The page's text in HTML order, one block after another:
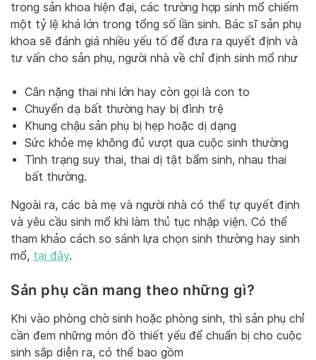
trong sản khoa hiện đại, các trường hợp sinh mổ chiếm
một tỷ lệ khá lớn trong tổng số lần sinh. Bác sĩ sản phụ
khoa sẽ đánh giá nhiều yếu tố để đưa ra quyết định và
tư vấn cho sản phụ, người nhà về chỉ định sinh mổ như
Cân nặng thai nhi lớn hay còn gọi là con to
Chuyển dạ bất thường hay bị đình trệ
Khung chậu sản phụ bị hẹp hoặc dị dạng
Sức khỏe mẹ không đủ vượt qua cuộc sinh thường
Tình trạng suy thai, thai dị tật bẩm sinh, nhau thai
bất thường.
Ngoài ra, các bà mẹ và người nhà có thể tự quyết định
và yêu cầu sinh mổ khi làm thủ tục nhập viện. Có thể
tham khảo cách so sánh lựa chọn sinh thường hay sinh
mổ, tại đây.
Sản phụ cần mang theo những gì?
Khi vào phòng chờ sinh hoặc phòng sinh, thì sản phụ chỉ
cần đem những món đồ thiết yếu để chuẩn bị cho cuộc
sinh sắp diễn ra, có thể bao gồm